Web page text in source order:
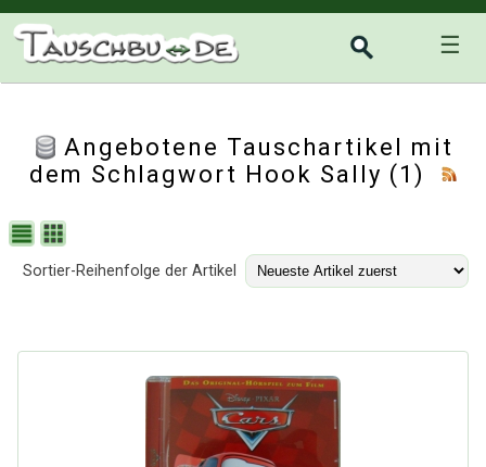
☰
Angebotene Tauschartikel mit
dem Schlagwort Hook Sally (1)
Sortier-Reihenfolge der Artikel